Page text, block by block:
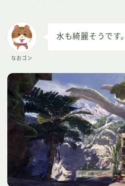
なおゴン
水も綺麗そうです。